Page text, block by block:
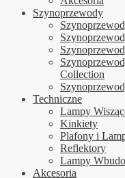
Szynoprzewody
Collection
Techniczne
Lampy
Kinkiety
Plafony i
Reflektory
Lampy
Akcesoria